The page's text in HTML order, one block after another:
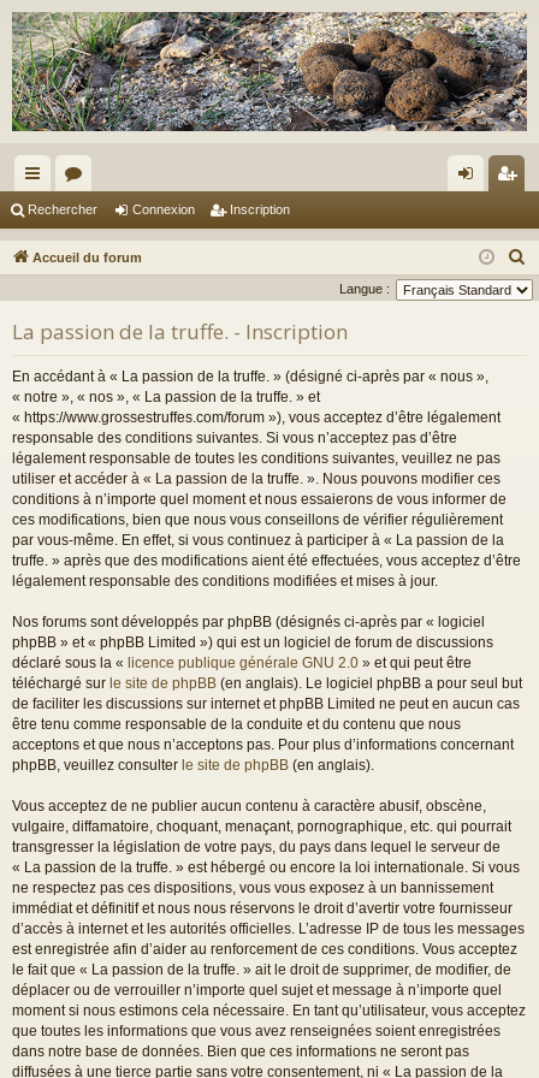
ac
co
s
or
u ne
xi
cri
pti
Rechercher Connexion Inscription
Accueil du forum
e
Langue :
La passion de la truffe. - Inscription
En accédant à « La passion de la truffe. » (désigné ci-après par « nous »,
« notre », « nos », « La passion de la truffe. » et
« https://www.grossestruffes.com/forum »), vous acceptez d’être légalement
responsable des conditions suivantes. Si vous n’acceptez pas d’être
légalement responsable de toutes les conditions suivantes, veuillez ne pas
utiliser et accéder à « La passion de la truffe. ». Nous pouvons modifier ces
conditions à n’importe quel moment et nous essaierons de vous informer de
ces modifications, bien que nous vous conseillons de vérifier régulièrement
par vous-même. En effet, si vous continuez à participer à « La passion de la
truffe. » après que des modifications aient été effectuées, vous acceptez d’être
légalement responsable des conditions modifiées et mises à jour.
Nos forums sont développés par phpBB (désignés ci-après par « logiciel
phpBB » et « phpBB Limited ») qui est un logiciel de forum de discussions
déclaré sous la « licence publique générale GNU 2.0 » et qui peut être
téléchargé sur le site de phpBB (en anglais). Le logiciel phpBB a pour seul but
de faciliter les discussions sur internet et phpBB Limited ne peut en aucun cas
être tenu comme responsable de la conduite et du contenu que nous
acceptons et que nous n’acceptons pas. Pour plus d’informations concernant
phpBB, veuillez consulter le site de phpBB (en anglais).
Vous acceptez de ne publier aucun contenu à caractère abusif, obscène,
vulgaire, diffamatoire, choquant, menaçant, pornographique, etc. qui pourrait
transgresser la législation de votre pays, du pays dans lequel le serveur de
« La passion de la truffe. » est hébergé ou encore la loi internationale. Si vous
ne respectez pas ces dispositions, vous vous exposez à un bannissement
immédiat et définitif et nous nous réservons le droit d’avertir votre fournisseur
d’accès à internet et les autorités officielles. L’adresse IP de tous les messages
est enregistrée afin d’aider au renforcement de ces conditions. Vous acceptez
le fait que « La passion de la truffe. » ait le droit de supprimer, de modifier, de
déplacer ou de verrouiller n’importe quel sujet et message à n’importe quel
moment si nous estimons cela nécessaire. En tant qu’utilisateur, vous acceptez
que toutes les informations que vous avez renseignées soient enregistrées
dans notre base de données. Bien que ces informations ne seront pas
diffusées à une tierce partie sans votre consentement, ni « La passion de la